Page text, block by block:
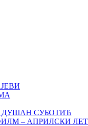
СУБОТИЋ
– АПРИЛСКИ ЛЕТ